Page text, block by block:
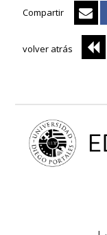
Compartir
volver atrás